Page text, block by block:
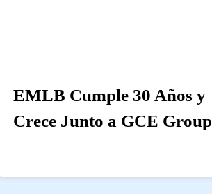
EMLB Cumple 30 Años y
Crece Junto a GCE Group